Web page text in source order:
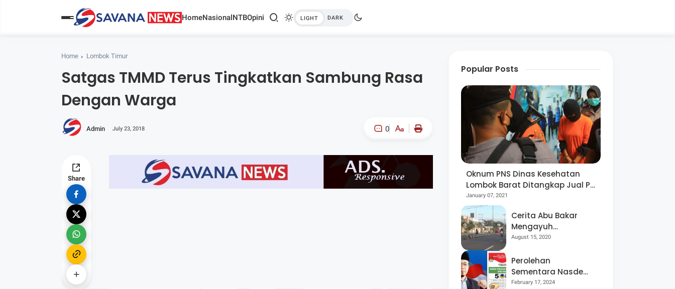
HomeNasionalNTBOpini
Home Lombok Timur
Satgas TMMD Terus Tingkatkan Sambung Rasa
Dengan Warga
Admin July 23, 2018 0
A-
Share
Popular Posts
Oknum PNS Dinas Kesehatan
Lombok Barat Ditangkap Jual Pil
Ekstasi
January 07, 2021
Cerita Abu Bakar
Mengayuh
Sepedanya Selama
Menggelorakan
Kemerdekaan
August 15, 2020
Perolehan
Sementara Nasdem
Lobar Tertinggi,
February 17, 2024